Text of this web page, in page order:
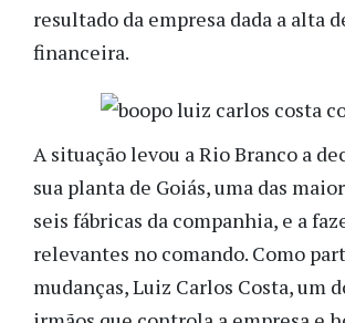
resultado da empresa dada a alta
financeira.
A situação levou a Rio Branco a
sua planta de Goiás, uma das
seis fábricas da companhia, e a
relevantes no comando. Como
mudanças, Luiz Carlos Costa, um